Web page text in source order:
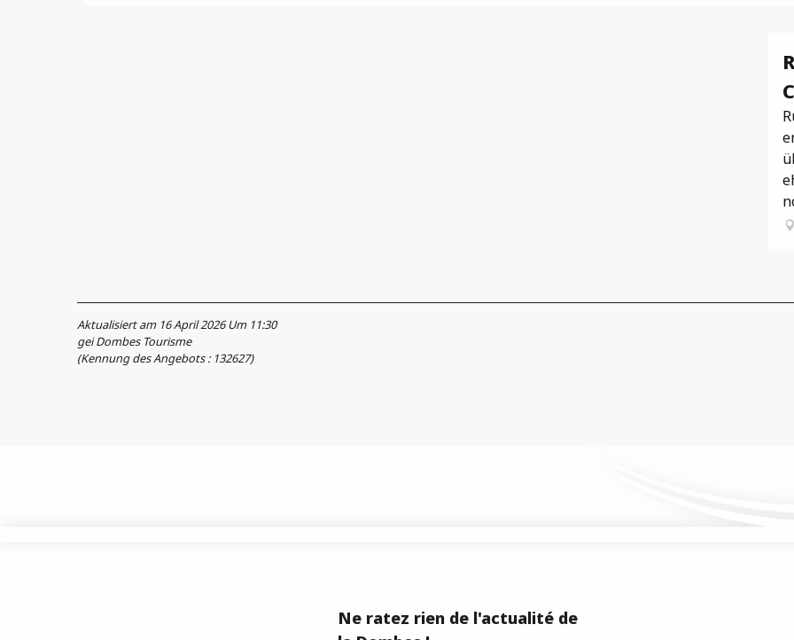
Aktualisiert am 16 April 2026 Um 11:30
gei Dombes Tourisme
(Kennung des Angebots : 132627)
Ne ratez rien de l'actualité de